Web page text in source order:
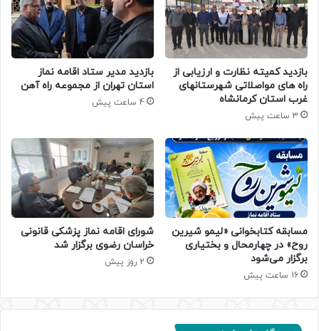
بازدید کمیته نظارت و ارزیابی از
راه های مواصلاتی شهرستانهای
غرب استان کرمانشاه
3 ساعت پیش
بازدید مدیر ستاد اقامه نماز
استان تهران از مجموعه راه آهن
4 ساعت پیش
مسابقه کتابخوانی «لیمو شیرین
روح» در چهارمحال و بختیاری
برگزار می‌شود
16 ساعت پیش
شورای اقامه نماز پزشکی قانونی
خراسان رضوی برگزار شد
2 روز پیش